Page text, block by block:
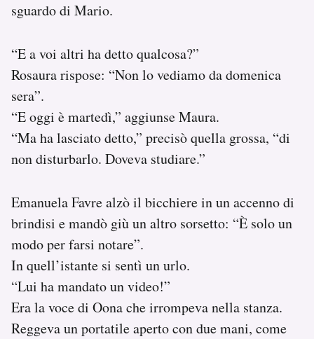
sguardo di Mario.
“E a voi altri ha detto qualcosa?”
Rosaura rispose: “Non lo vediamo da domenica
sera”.
“E oggi è martedì,” aggiunse Maura.
“Ma ha lasciato detto,” precisò quella grossa, “di
non disturbarlo. Doveva studiare.”
Emanuela Favre alzò il bicchiere in un accenno di
brindisi e mandò giù un altro sorsetto: “È solo un
modo per farsi notare”.
In quell’istante si sentì un urlo.
“Lui ha mandato un video!”
Era la voce di Oona che irrompeva nella stanza.
Reggeva un portatile aperto con due mani, come